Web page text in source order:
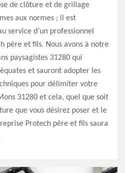
de clôture et de grillage
aux normes ; il est
service d’un professionnel
père et fils. Nous avons à notre
paysagistes 31280 qui
et sauront adopter les
pour délimiter votre
31280 et cela, quel que soit
que vous désirez poser et le
Protech père et fils saura